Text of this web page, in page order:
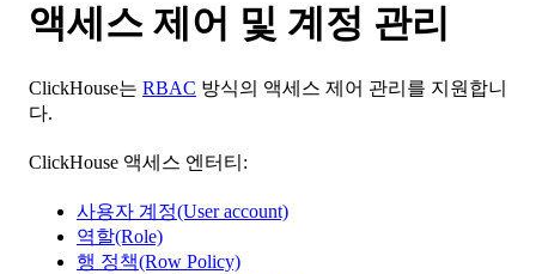
액세스 제어 및 계정 관리
ClickHouse는 RBAC 방식의 액세스 제어 관리를 지원합니
다.
ClickHouse 액세스 엔터티:
사용자 계정(User account)
역할(Role)
행 정책(Row Policy)